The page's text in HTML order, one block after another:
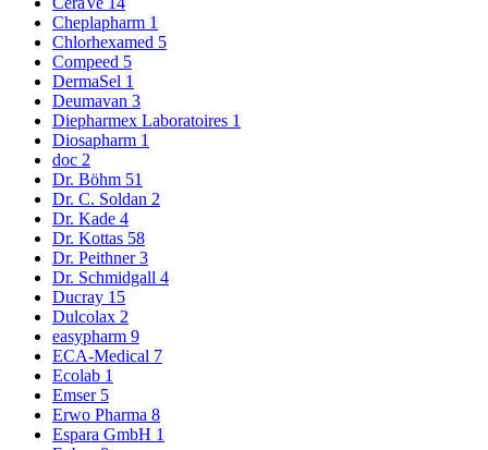
Cheplapharm 1
Chlorhexamed 5
Compeed 5
DermaSel 1
Deumavan 3
Diepharmex Laboratoires 1
Diosapharm 1
doc 2
Dr. Böhm 51
Dr. C. Soldan 2
Dr. Kade 4
Dr. Kottas 58
Dr. Peithner3
Dr. Schmidgall 4
Ducray 15
Dulcolax 2
easypharm 9
ECA-Medical 7
Ecolab 1
Emser 5
Erwo Pharma 8
Espara GmbH 1